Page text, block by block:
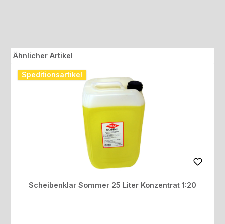
Produktgalerie überspringen
Ähnlicher Artikel
Speditionsartikel
Scheibenklar Sommer 25 Liter Konzentrat 1:20